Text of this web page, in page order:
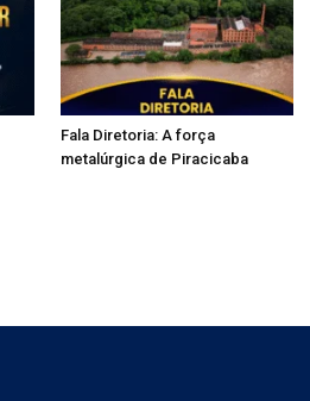
Fala Diretoria: A força
metalúrgica de Piracicaba